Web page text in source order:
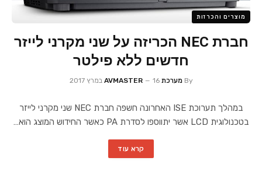
מוצרים והכרזות
חברת NEC הכריזה על שני מקרני לייזר
חדשים ללא פילטר
By מערכת AVMASTER16 במרץ 2017
במהלך תערוכת ISE האחרונה חשפה חברת NEC שני מקרני לייזר
בטכנולוגית LCD אשר יתווספו לסדרת PA כאשר החידוש המוצג הוא…
קרא עוד